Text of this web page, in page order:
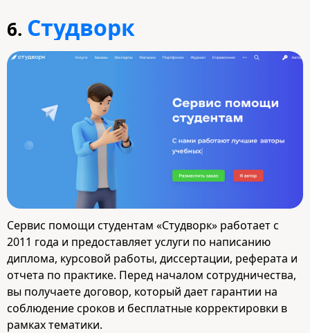
6. Студворк
Сервис помощи студентам «Студворк» работает с
2011 года и предоставляет услуги по написанию
диплома, курсовой работы, диссертации, реферата и
отчета по практике. Перед началом сотрудничества,
вы получаете договор, который дает гарантии на
соблюдение сроков и бесплатные корректировки в
рамках тематики.